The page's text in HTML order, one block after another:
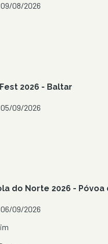
08/2026
2026 - Baltar
09/2026
do Norte 2026 - Póvoa
09/2026